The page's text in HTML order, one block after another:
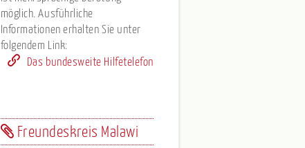
möglich. Ausführliche
Informationen erhalten Sie unter
folgendem Link:
Das bundesweite Hilfetelefon
Freundeskreis Malawi